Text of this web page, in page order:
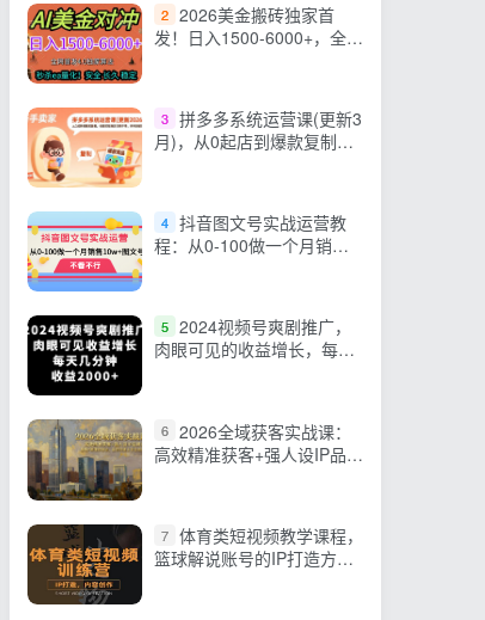
2 2026美金搬砖独家首
发！日入1500-6000+，全职
3 拼多多系统运营课(更新3
月)，从0起店到爆款复制，
4 抖音图文号实战运营教
程：从0-100做一个月销售
5 2024视频号爽剧推广，
肉眼可见的收益增长，每天
6 2026全域获客实战课：
高效精准获客+强人设IP品牌
7 体育类短视频教学课程，
篮球解说账号的IP打造方法